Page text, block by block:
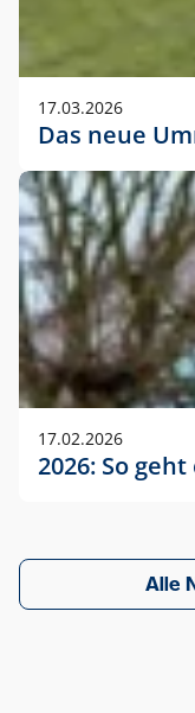
17.03.2026
Das neue
17.02.2026
2026: So
Alle